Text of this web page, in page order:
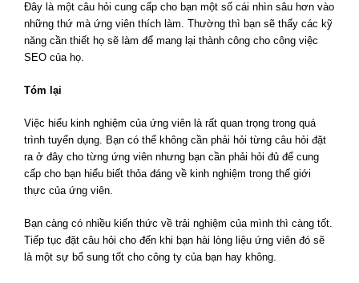
Đây là một câu hỏi cung cấp cho bạn một số cái nhìn sâu hơn vào
những thứ mà ứng viên thích làm. Thường thì bạn sẽ thấy các kỹ
năng cần thiết họ sẽ làm để mang lại thành công cho công việc
SEO của họ.
Tóm lại
Việc hiểu kinh nghiệm của ứng viên là rất quan trọng trong quá
trình tuyển dụng. Bạn có thể không cần phải hỏi từng câu hỏi đặt
ra ở đây cho từng ứng viên nhưng bạn cần phải hỏi đủ để cung
cấp cho bạn hiểu biết thỏa đáng về kinh nghiệm trong thế giới
thực của ứng viên.
Bạn càng có nhiều kiến thức về trải nghiệm của mình thì càng tốt.
Tiếp tục đặt câu hỏi cho đến khi bạn hài lòng liệu ứng viên đó sẽ
là một sự bổ sung tốt cho công ty của bạn hay không.